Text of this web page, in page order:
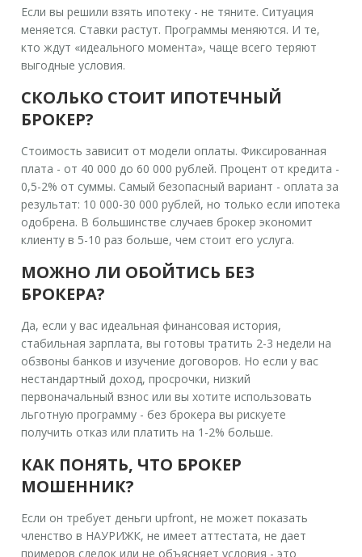
Если вы решили взять ипотеку - не тяните. Ситуация
меняется. Ставки растут. Программы меняются. И те,
кто ждут «идеального момента», чаще всего теряют
выгодные условия.
СКОЛЬКО СТОИТ ИПОТЕЧНЫЙ
БРОКЕР?
Стоимость зависит от модели оплаты. Фиксированная
плата - от 40 000 до 60 000 рублей. Процент от кредита -
0,5-2% от суммы. Самый безопасный вариант - оплата за
результат: 10 000-30 000 рублей, но только если ипотека
одобрена. В большинстве случаев брокер экономит
клиенту в 5-10 раз больше, чем стоит его услуга.
МОЖНО ЛИ ОБОЙТИСЬ БЕЗ
БРОКЕРА?
Да, если у вас идеальная финансовая история,
стабильная зарплата, вы готовы тратить 2-3 недели на
обзвоны банков и изучение договоров. Но если у вас
нестандартный доход, просрочки, низкий
первоначальный взнос или вы хотите использовать
льготную программу - без брокера вы рискуете
получить отказ или платить на 1-2% больше.
КАК ПОНЯТЬ, ЧТО БРОКЕР
МОШЕННИК?
Если он требует деньги upfront, не может показать
членство в НАУРИЖК, не имеет аттестата, не дает
примеров сделок или не объясняет условия - это